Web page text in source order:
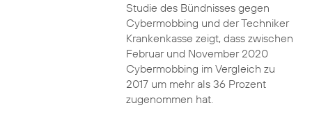
Studie des Bündnisses gegen
Cybermobbing und der Techniker
Krankenkasse zeigt, dass zwischen
Februar und November 2020
Cybermobbing im Vergleich zu
2017 um mehr als 36 Prozent
zugenommen hat.